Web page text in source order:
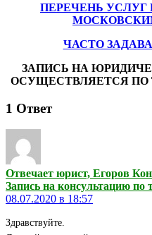
ПЕРЕЧЕНЬ
ЧАСТО
ЗАПИСЬ НА
ОСУЩЕСТВЛЯЕТСЯ ПО
1 Ответ
Отвечает юрист, Егоров
Запись на консультацию по
08.07.2020 в 18:57
Здравствуйте.